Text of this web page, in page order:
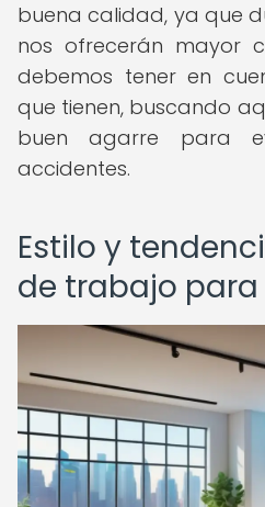
buena calidad, ya que
nos ofrecerán mayor
debemos tener en
que tienen, buscando
buen agarre para
accidentes.
Estilo y
de trabajo